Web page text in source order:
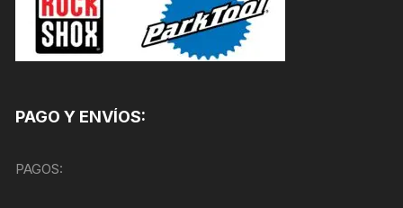
PAGO Y ENVÍOS:
PAGOS: